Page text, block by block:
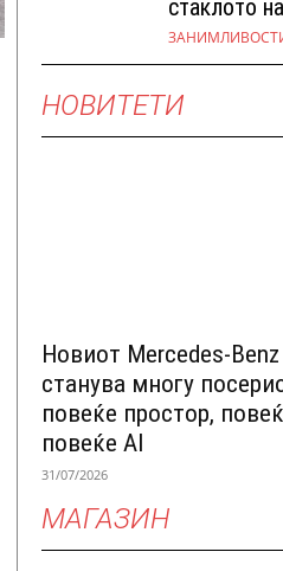
стаклото
НОВИТЕТИ
Новиот Mercedes-Benz
станува многу
повеќе простор,
повеќе AI
31/07/2026
МАГАЗИН